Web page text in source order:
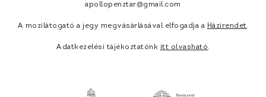
apollopenztar@gmail.com
A mozilátogató a jegy megvásárlásával elfogadja a Házirendet.
Adatkezelési tájékoztatónk itt olvasható.